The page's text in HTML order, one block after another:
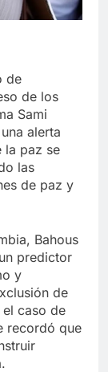
de
de los
Sami
alerta
la paz se
las
de paz y
Bahous
predictor
y
de
caso de
recordó que